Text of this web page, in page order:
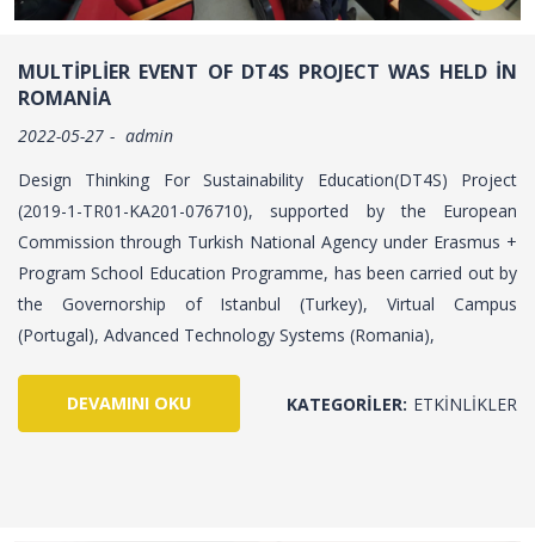
MULTIPLIER EVENT OF DT4S PROJECT WAS HELD IN
ROMANIA
2022-05-27
admin
Design Thinking For Sustainability Education(DT4S) Project
(2019-1-TR01-KA201-076710), supported by the European
Commission through Turkish National Agency under Erasmus +
Program School Education Programme, has been carried out by
the Governorship of Istanbul (Turkey), Virtual Campus
(Portugal), Advanced Technology Systems (Romania),
DEVAMINI OKU KATEGORILER: ETKINLIKLER